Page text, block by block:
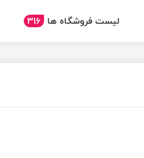
لیست فروشگاه ها 316